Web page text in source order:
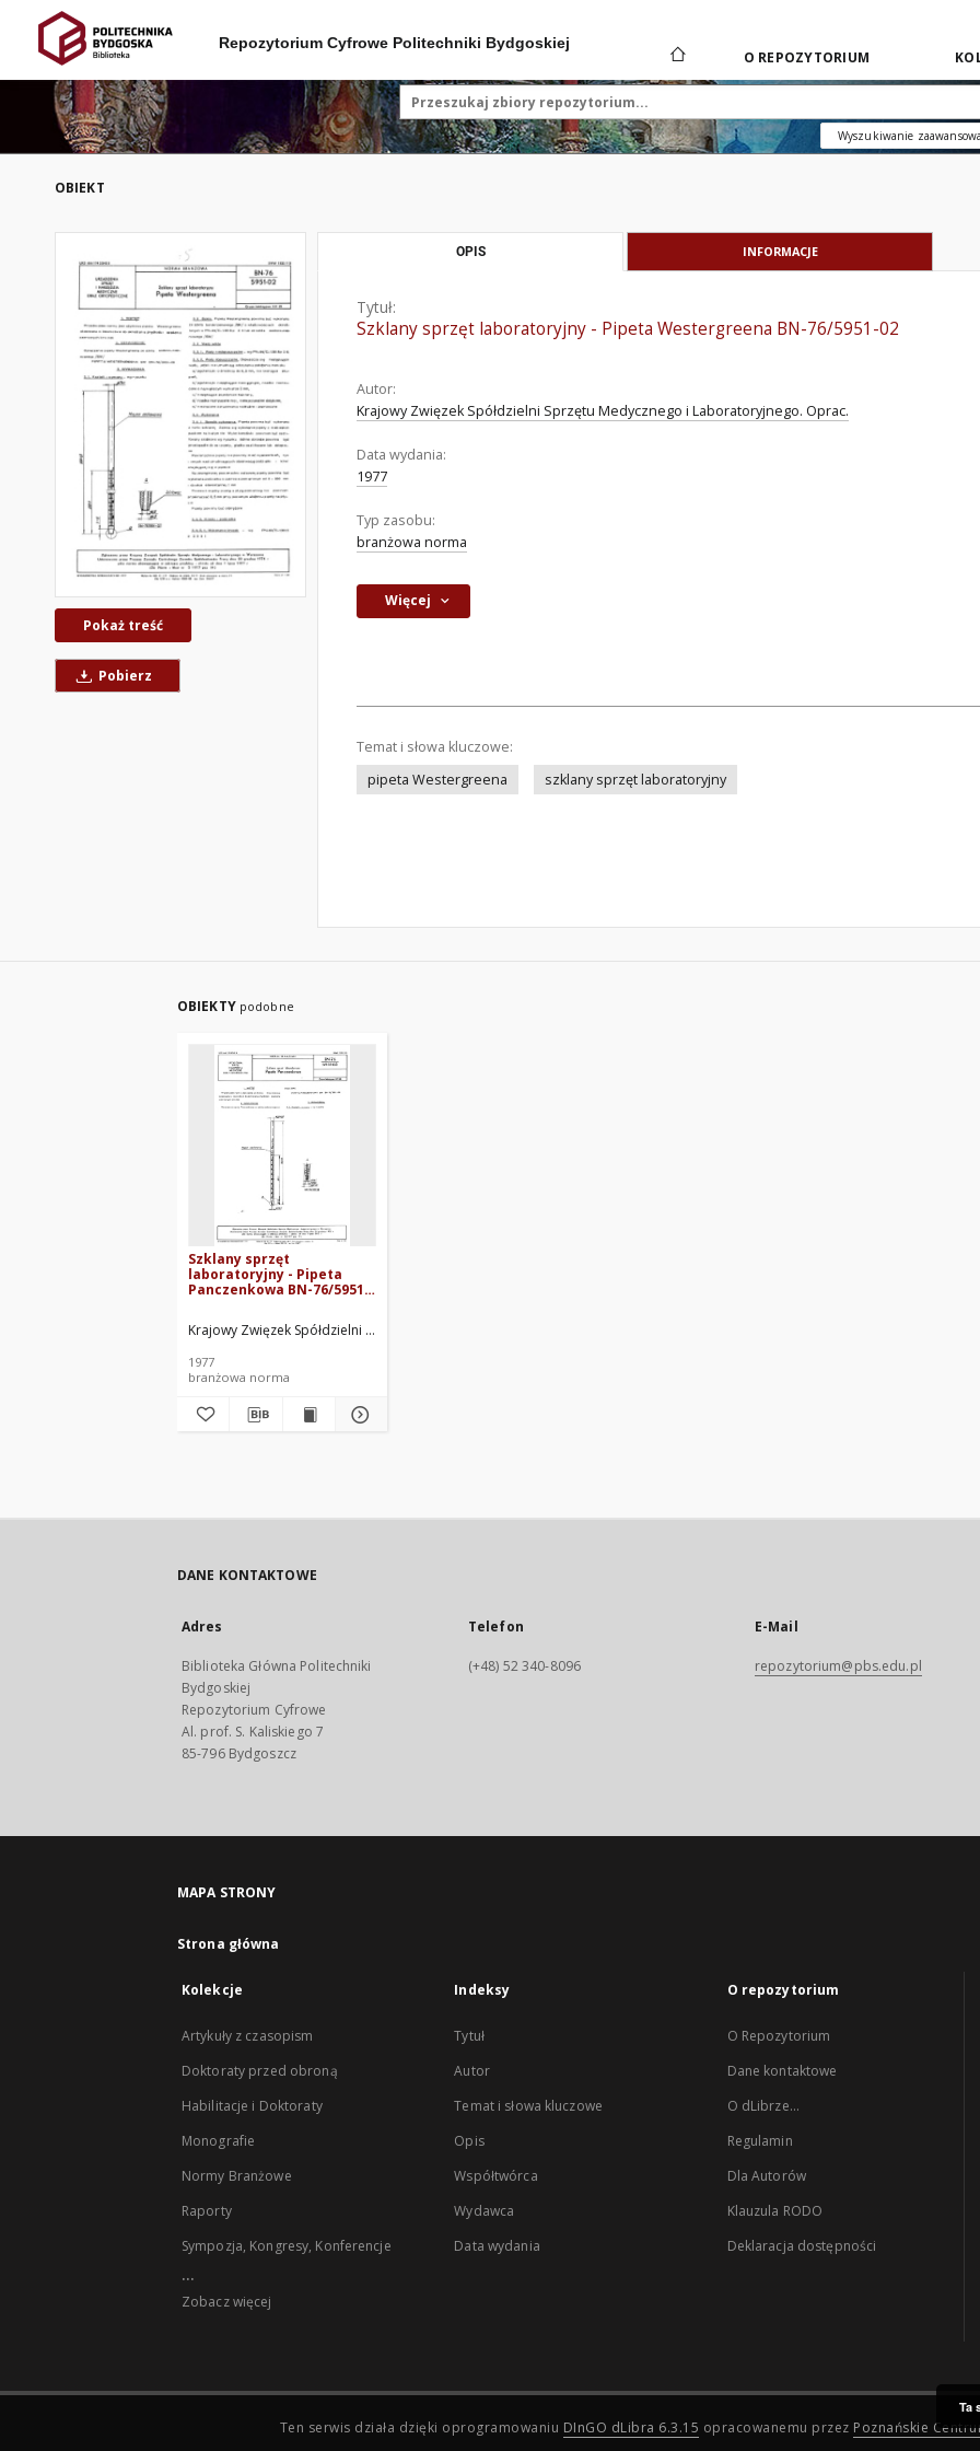
Repozytorium Cyfrowe Politechniki Bydgoskiej
O REPOZYTORIUM
Wyszukiwanie
OBIEKT
Pokaż treść
Pobierz
OPIS INFORMACJE
Tytuł:
Szklany sprzęt laboratoryjny - Pipeta Westergreena BN-76/5951-02
Autor:
Krajowy Zwięzek Spółdzielni Sprzętu Medycznego i Laboratoryjnego. Oprac.
Data wydania:
1977
Typ zasobu:
branżowa norma
Więcej
Temat i słowa kluczowe:
pipeta Westergreena
szklany sprzęt laboratoryjny
OBIEKTY podobne
Szklany sprzęt
laboratoryjny - Pipeta
Panczenkowa BN-76/5951-
Krajowy Zwięzek Spółdzielni Sprzętu Medycznego i Laboratoryjnego. Oprac.
1977
branżowa norma
DANE KONTAKTOWE
Adres
Biblioteka Główna Politechniki
Bydgoskiej
Repozytorium Cyfrowe
Al. prof. S. Kaliskiego 7
85-796 Bydgoszcz
Telefon
(+48) 52 340-8096
E-Mail
repozytorium@pbs.edu.pl
MAPA STRONY
Strona główna
Kolekcje
Artykuły z czasopism
Doktoraty przed obroną
Habilitacje i Doktoraty
Monografie
Normy Branżowe
Raporty
Sympozja, Kongresy, Konferencje
...
Zobacz więcej
Indeksy
Tytuł
Autor
Temat i słowa kluczowe
Opis
Współtwórca
Wydawca
Data wydania
O repozytorium
O Repozytorium
Dane kontaktowe
O dLibrze...
Regulamin
Dla Autorów
Klauzula RODO
Deklaracja dostępności
Ten serwis działa dzięki oprogramowaniu DInGO dLibra 6.3.15 opracowanemu przez Poznańskie
Ta